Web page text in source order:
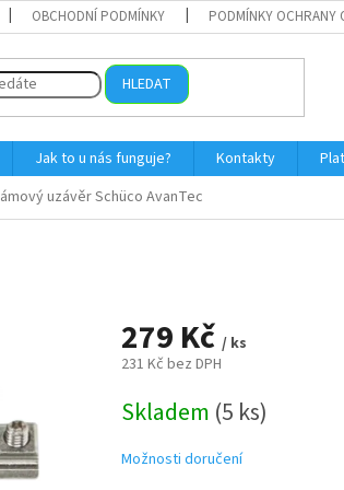
OBCHODNÍ PODMÍNKY PODMÍNKY OCHRANY
HLEDAT
Jak to u nás funguje? Kontakty
uzávěr Schüco AvanTec
279 Kč / ks
231 Kč bez DPH
cena:
Skladem (5 ks)
Možnosti doručení